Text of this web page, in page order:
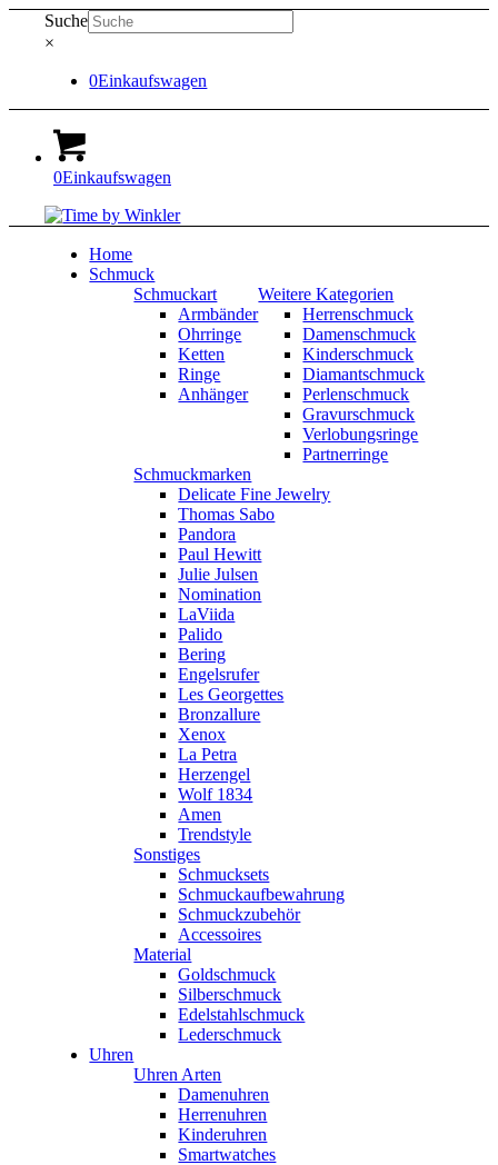
Suche
×
0Einkaufswagen
0Einkaufswagen
Home
Schmuck
Schmuckart
Armbänder
Ohrringe
Ketten
Ringe
Anhänger
Weitere Kategorien
Herrenschmuck
Damenschmuck
Kinderschmuck
Diamantschmuck
Perlenschmuck
Gravurschmuck
Verlobungsringe
Partnerringe
Schmuckmarken
Delicate Fine Jewelry
Thomas Sabo
Pandora
Paul Hewitt
Julie Julsen
Nomination
LaViida
Palido
Bering
Engelsrufer
Les Georgettes
Bronzallure
Xenox
La Petra
Herzengel
Wolf 1834
Amen
Trendstyle
Sonstiges
Schmucksets
Schmuckaufbewahrung
Schmuckzubehör
Accessoires
Material
Goldschmuck
Silberschmuck
Edelstahlschmuck
Lederschmuck
Uhren
Uhren Arten
Damenuhren
Herrenuhren
Kinderuhren
Smartwatches